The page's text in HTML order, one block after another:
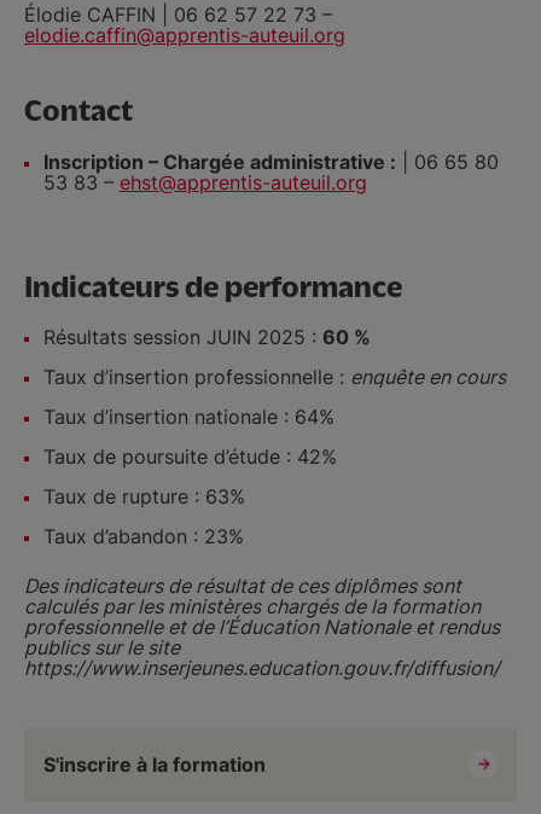
Élodie CAFFIN | 06 62 57 22 73 –
elodie.caffin@apprentis-auteuil.org
Contact
Inscription – Chargée administrative : | 06 65 80
53 83 – ehst@apprentis-auteuil.org
Indicateurs de performance
Résultats session JUIN 2025 : 60 %
Taux d’insertion professionnelle : enquête en cours
Taux d’insertion nationale : 64%
Taux de poursuite d’étude : 42%
Taux de rupture : 63%
Taux d’abandon : 23%
Des indicateurs de résultat de ces diplômes sont
calculés par les ministères chargés de la formation
professionnelle et de l’Éducation Nationale et rendus
publics sur le site
https://www.inserjeunes.education.gouv.fr/diffusion/
S'inscrire à la formation